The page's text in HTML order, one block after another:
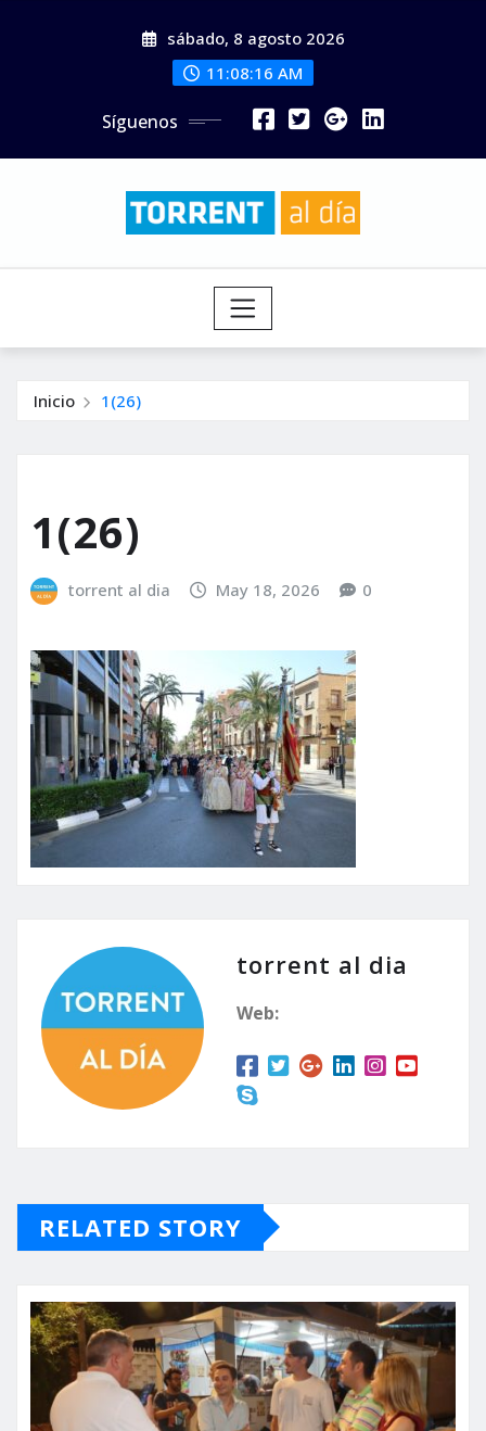
sábado, 8 agosto 2026
11:08:18 AM
Síguenos
Inicio 1(26)
1(26)
torrent al dia May 18, 2026 0
torrent al dia
Web:
RELATED STORY